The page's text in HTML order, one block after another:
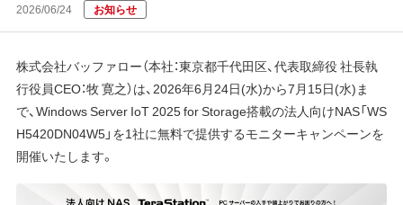
2026/06/24 お知らせ
株式会社バッファロー（本社：東京都千代田区、代表取締役 社長執
行役員CEO：牧 寛之）は、2026年6月24日(水)から7月15日(水)ま
で、Windows Server IoT 2025 for Storage搭載の法人向けNAS「WS
H5420DN04W5」を1社に無料で提供するモニターキャンペーンを
開催いたします。